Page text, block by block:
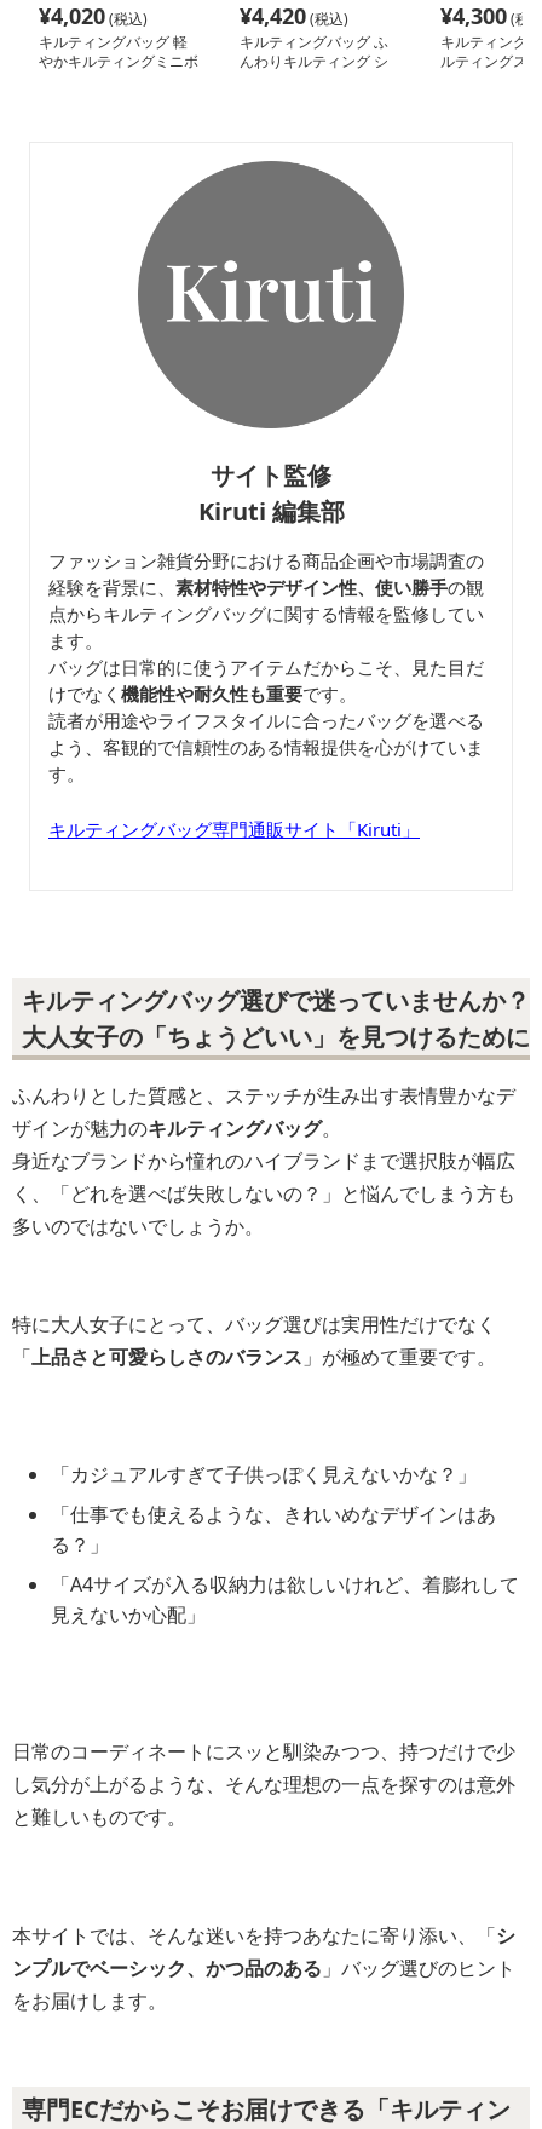
¥4,020(税込)
キルティングバッグ 軽
やかキルティングミニボ
¥4,420(税込)
キルティングバッグ ふ
んわりキルティング シ
¥4,300(税
キルティング
ルティングス
サイト監修
Kiruti 編集部
ファッション雑貨分野における商品企画や市場調査の
経験を背景に、 素材特性やデザイン性、使い勝手の観
点からキルティングバッグに関する情報を監修してい
ます。
バッグは日常的に使うアイテムだからこそ、見た目だ
けでなく 機能性や耐久性も重要です。
読者が用途やライフスタイルに合ったバッグを選べる
よう、客観的で信頼性のある情報提供を心がけていま
す。
キルティングバッグ専門通販サイト「Kiruti」
キルティングバッグ選びで迷っていませんか？
大人女子の「ちょうどいい」を見つけるために
ふんわりとした質感と、ステッチが生み出す表情豊かなデ
ザインが魅力のキルティングバッグ。
身近なブランドから憧れのハイブランドまで選択肢が幅広
く、「どれを選べば失敗しないの？」と悩んでしまう方も
多いのではないでしょうか。
特に大人女子にとって、バッグ選びは実用性だけでなく
「上品さと可愛らしさのバランス 」が極めて重要です。
「カジュアルすぎて子供っぽく見えないかな？」
「仕事でも使えるような、きれいめなデザインはあ
る？」
「A4サイズが入る収納力は欲しいけれど、着膨れして
見えないか心配」
日常のコーディネートにスッと馴染みつつ、持つだけで少
し気分が上がるような、そんな理想の一点を探すのは意外
と難しいものです。
本サイトでは、そんな迷いを持つあなたに寄り添い、「シ
ンプルでベーシック、かつ品のある 」バッグ選びのヒント
をお届けします。
専門ECだからこそお届けできる「キルティン